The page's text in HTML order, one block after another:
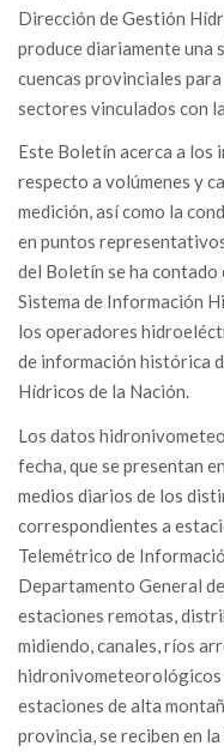
Dirección de Gestión
produce diariamente una
cuencas provinciales
sectores vinculados con
Este Boletín acerca a los
respecto a volúmenes y
medición, así como la
en puntos
del Boletín se ha
Sistema de Información
los operadores
de información histórica
Hídricos de la Nación.
Los datos
fecha, que se presentan
medios diarios de los
correspondientes a
Telemétrico de
Departamento General
estaciones remotas,
midiendo, canales, ríos
hidronivometeorológicos
estaciones de alta
provincia, se reciben en